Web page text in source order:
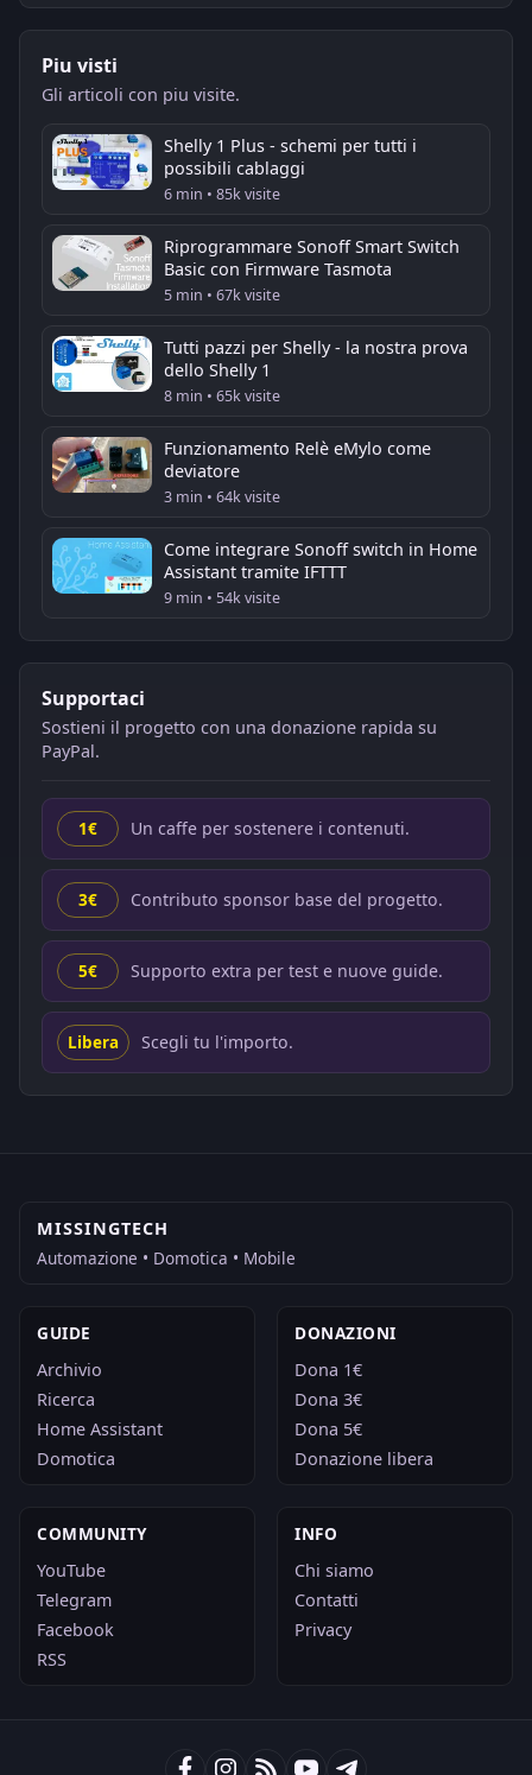
Piu visti
Gli articoli con piu visite.
Shelly 1 Plus - schemi per tutti i
possibili cablaggi
6 min • 85k visite
Riprogrammare Sonoff Smart Switch
Basic con Firmware Tasmota
5 min • 67k visite
Tutti pazzi per Shelly - la nostra prova
dello Shelly 1
8 min • 65k visite
Funzionamento Relè eMylo come
deviatore
3 min • 64k visite
Come integrare Sonoff switch in Home
Assistant tramite IFTTT
9 min • 54k visite
Supportaci
Sostieni il progetto con una donazione rapida su
PayPal.
1€ Un caffe per sostenere i contenuti.
3€ Contributo sponsor base del progetto.
5€ Supporto extra per test e nuove guide.
Libera Scegli tu l'importo.
MISSINGTECH
Automazione • Domotica • Mobile
GUIDE
Archivio
Ricerca
Home Assistant
Domotica
DONAZIONI
Dona 1€
Dona 3€
Dona 5€
Donazione libera
COMMUNITY
YouTube
Telegram
Facebook
RSS
INFO
Chi siamo
Contatti
Privacy